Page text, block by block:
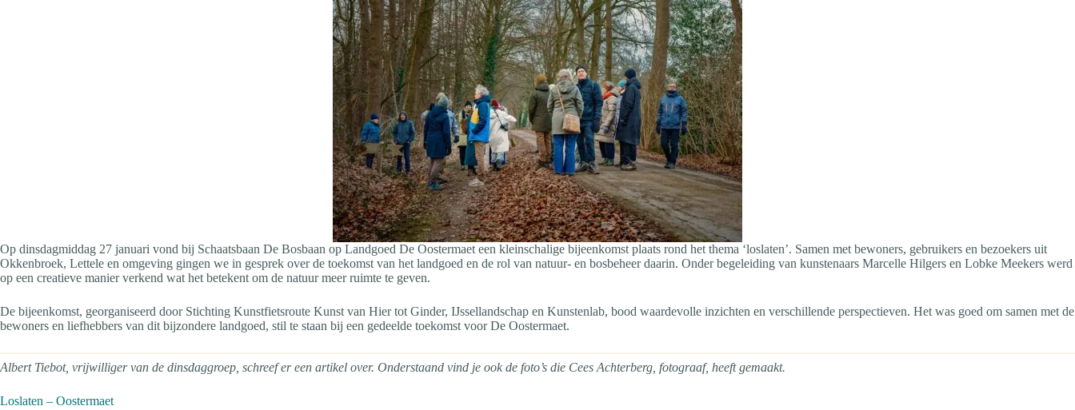
Op dinsdagmiddag 27 januari vond bij Schaatsbaan De Bosbaan op Landgoed De Oostermaet een kleinschalige bijeenkomst plaats rond het thema ‘loslaten’. Samen met bewoners, gebruikers en bezoekers uit
Okkenbroek, Lettele en omgeving gingen we in gesprek over de toekomst van het landgoed en de rol van natuur- en bosbeheer daarin. Onder begeleiding van kunstenaars Marcelle Hilgers en Lobke Meekers werd
op een creatieve manier verkend wat het betekent om de natuur meer ruimte te geven.
De bijeenkomst, georganiseerd door Stichting Kunstfietsroute Kunst van Hier tot Ginder, IJssellandschap en Kunstenlab, bood waardevolle inzichten en verschillende perspectieven. Het was goed om samen met de
bewoners en liefhebbers van dit bijzondere landgoed, stil te staan bij een gedeelde toekomst voor De Oostermaet.
Albert Tiebot, vrijwilliger van de dinsdaggroep, schreef er een artikel over. Onderstaand vind je ook de foto’s die Cees Achterberg, fotograaf, heeft gemaakt.
Loslaten – Oostermaet